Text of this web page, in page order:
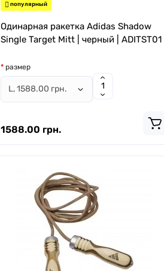
популярный
Одинарная ракетка Adidas Shadow
Single Target Mitt | черный | ADITST01
размер
1588.00 грн.